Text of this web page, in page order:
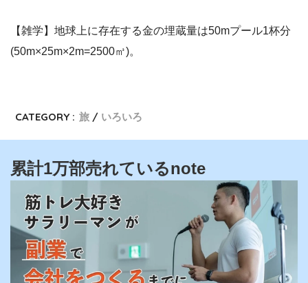
【雑学】地球上に存在する金の埋蔵量は50mプール1杯分
(50m×25m×2m=2500㎥)。
CATEGORY : 旅 いろいろ
累計1万部売れているnote